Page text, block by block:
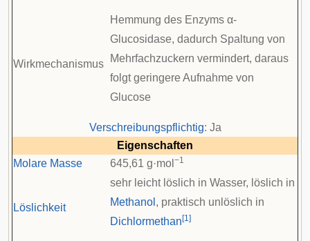
Wirkmechanismus
Hemmung des Enzyms α-
Glucosidase, dadurch Spaltung von
Mehrfachzuckern vermindert, daraus
folgt geringere Aufnahme von
Glucose
Verschreibungspflichtig: Ja
Eigenschaften
Molare Masse
645,61 g·mol −1
Löslichkeit
sehr leicht löslich in Wasser, löslich in
Methanol , praktisch unlöslich in
Dichlormethan [1]